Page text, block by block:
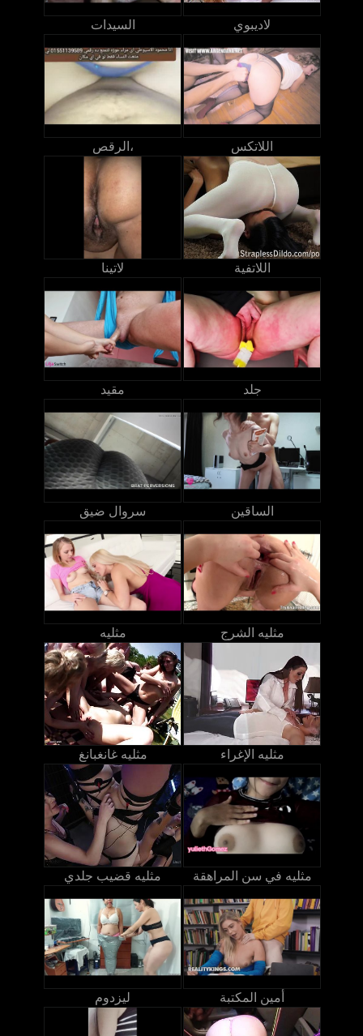
السيدات لاديبوي
الرقص، اللاتكس
لاتينا اللاتفية
مقيد جلد
سروال ضيق الساقين
مثليه مثليه الشرج
مثليه غانغبانغ مثليه الإغراء
مثليه قضيب جلدي مثليه في سن المراهقة
ليزدوم أمين المكتبة